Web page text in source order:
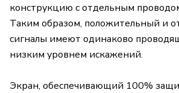
конструкцию с отдельным
Таким образом, положительный и
сигналы имеют одинаково
низким уровнем искажений.
Экран, обеспечивающий 100%